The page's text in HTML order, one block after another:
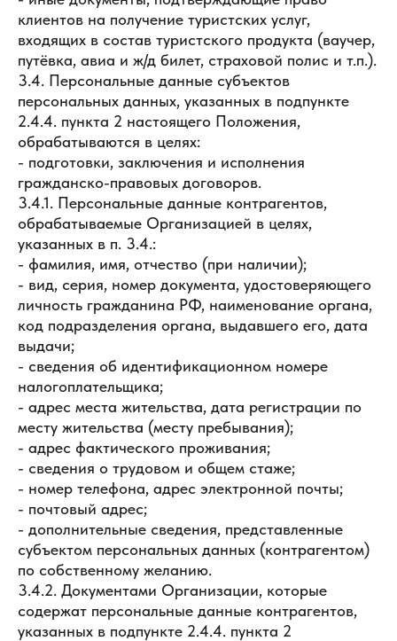
клиентов на получение туристских услуг,
входящих в состав туристского продукта (ваучер,
путёвка, авиа и ж/д билет, страховой полис и т.п.).
3.4. Персональные данные субъектов
персональных данных, указанных в подпункте
2.4.4. пункта 2 настоящего Положения,
обрабатываются в целях:
- подготовки, заключения и исполнения
гражданско-правовых договоров.
3.4.1. Персональные данные контрагентов,
обрабатываемые Организацией в целях,
указанных в п. 3.4.:
- фамилия, имя, отчество (при наличии);
- вид, серия, номер документа, удостоверяющего
личность гражданина РФ, наименование органа,
код подразделения органа, выдавшего его, дата
выдачи;
- сведения об идентификационном номере
налогоплательщика;
- адрес места жительства, дата регистрации по
месту жительства (месту пребывания);
- адрес фактического проживания;
- сведения о трудовом и общем стаже;
- номер телефона, адрес электронной почты;
- почтовый адрес;
- дополнительные сведения, представленные
субъектом персональных данных (контрагентом)
по собственному желанию.
3.4.2. Документами Организации, которые
содержат персональные данные контрагентов,
указанных в подпункте 2.4.4. пункта 2